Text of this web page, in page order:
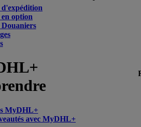
d'expédition
en option
Douaniers
MyDHL+
avec MyDHL+